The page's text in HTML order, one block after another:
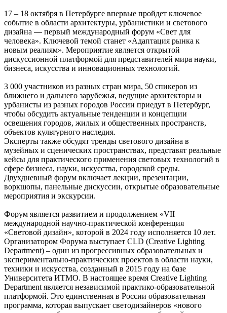
17 – 18 октября в Петербурге впервые пройдет ключевое
событие в области архитектуры, урбанистики и светового
дизайна — первый международный форум «Свет для
человека». Ключевой темой станет «Адаптация рынка к
новым реалиям». Мероприятие является открытой
дискуссионной платформой для представителей мира науки,
бизнеса, искусства и инновационных технологий.
3 000 участников из разных стран мира, 50 спикеров из
ближнего и дальнего зарубежья, ведущие архитекторы и
урбанисты из разных городов России приедут в Петербург,
чтобы обсудить актуальные тенденции и концепции
освещения городов, жилых и общественных пространств,
объектов культурного наследия.
Эксперты также обсудят тренды светового дизайна в
музейных и сценических пространствах, представят реальные
кейсы для практического применения световых технологий в
сфере бизнеса, науки, искусства, городской среды.
Двухдневный форум включает лекции, презентации,
воркшопы, панельные дискуссии, открытые образовательные
мероприятия и экскурсии.
Форум является развитием и продолжением «VII
международной научно-практической конференция
«Световой дизайн», которой в 2024 году исполняется 10 лет.
Организатором Форума выступает CLD (Creative Lighting
Department) – один из прогрессивных образовательных и
экспериментально-практических проектов в области науки,
техники и искусства, созданный в 2015 году на базе
Университета ИТМО. В настоящее время Creative Lighting
Department является независимой практико-образовательной
платформой. Это единственная в России образовательная
программа, которая выпускает светодизайнеров «нового